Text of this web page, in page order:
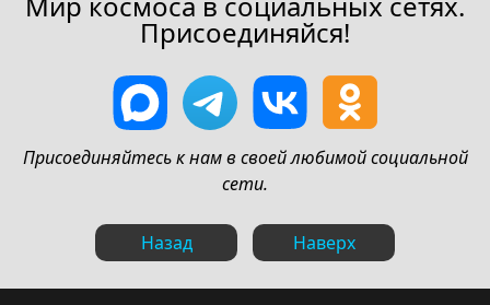
Присоединяйся!
Присоединяйтесь к нам в своей любимой социальной
сети.
Назад Наверх